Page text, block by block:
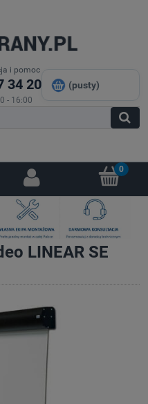
i pomoc
34 20
- 16:00
(pusty)
LINEAR SE